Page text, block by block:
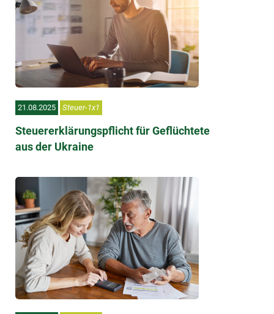
21.08.2025 Steuer-1x1
Steuererklärungspflicht für Geflüchtete
aus der Ukraine